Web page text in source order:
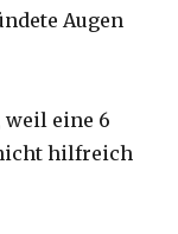
Augen
eine 6
hilfreich